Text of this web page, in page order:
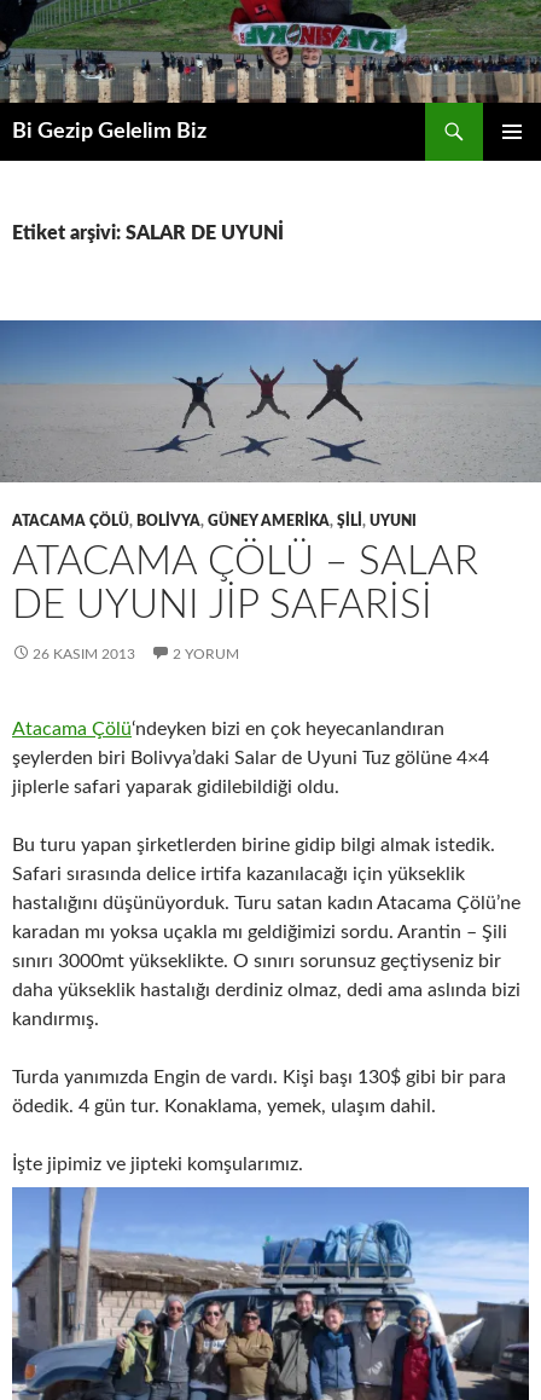
Bi Gezip Gelelim Biz
Etiket arşivi: SALAR DE UYUNİ
ATACAMA ÇÖLÜ, BOLİVYA, GÜNEY AMERİKA, ŞİLİ , UYUNI
ATACAMA ÇÖLÜ – SALAR
DE UYUNI JİP SAFARİSİ
26 KASIM 2013 2 YORUM
Atacama Çölü‘ndeyken bizi en çok heyecanlandıran
şeylerden biri Bolivya’daki Salar de Uyuni Tuz gölüne 4×4
jiplerle safari yaparak gidilebildiği oldu.
Bu turu yapan şirketlerden birine gidip bilgi almak istedik.
Safari sırasında delice irtifa kazanılacağı için yükseklik
hastalığını düşünüyorduk. Turu satan kadın Atacama Çölü’ne
karadan mı yoksa uçakla mı geldiğimizi sordu. Arantin – Şili
sınırı 3000mt yükseklikte. O sınırı sorunsuz geçtiyseniz bir
daha yükseklik hastalığı derdiniz olmaz, dedi ama aslında bizi
kandırmış.
Turda yanımızda Engin de vardı. Kişi başı 130$ gibi bir para
ödedik. 4 gün tur. Konaklama, yemek, ulaşım dahil.
İşte jipimiz ve jipteki komşularımız.